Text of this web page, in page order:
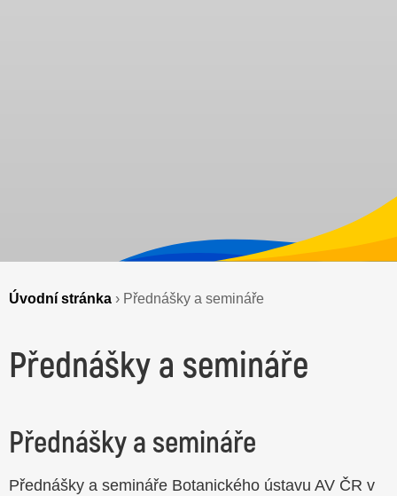
Úvodní stránka › Přednášky a semináře
Přednášky a semináře
Přednášky a semináře
Přednášky a semináře Botanického ústavu AV ČR v